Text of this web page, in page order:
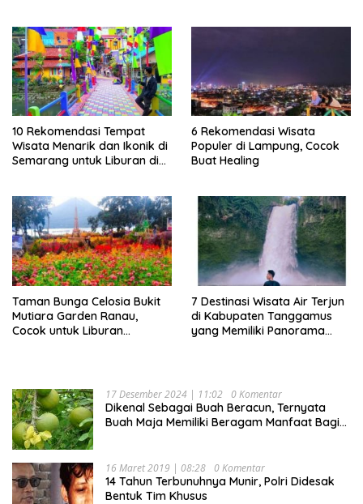
10 Rekomendasi Tempat
Wisata Menarik dan Ikonik di
Semarang untuk Liburan di
6 Rekomendasi Wisata
Populer di Lampung, Cocok
Buat Healing
Taman Bunga Celosia Bukit
Mutiara Garden Ranau,
Cocok untuk Liburan
7 Destinasi Wisata Air Terjun
di Kabupaten Tanggamus
yang Memiliki Panorama
17 Desember 2024 | 11:02 0 Komentar
Dikenal Sebagai Buah Beracun, Ternyata
Buah Maja Memiliki Beragam Manfaat Bagi
16 Maret 2019 | 08:28 0 Komentar
14 Tahun Terbunuhnya Munir, Polri Didesak
Bentuk Tim Khusus